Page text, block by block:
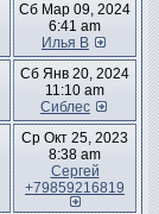
Сб Мар 09, 2024
6:41 am
Илья В
Сб Янв 20, 2024
11:10 am
Сиблес
Ср Окт 25, 2023
8:38 am
Сергей
+79859216819